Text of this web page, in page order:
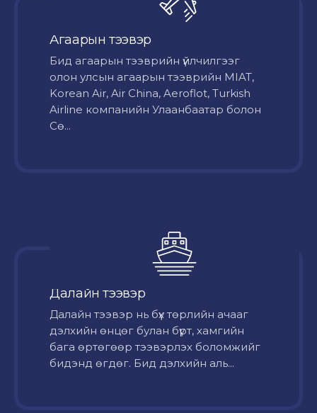
Агаарын тээвэр
Бид агаарын тээврийн үйлчилгээг
олон улсын агаарын тээврийн MIAT,
Korean Air, Air China, Aeroflot, Turkish
Airline компанийн Улаанбаатар болон
Сө...
Далайн тээвэр
Далайн тээвэр нь бүх төрлийн ачааг
дэлхийн өнцөг булан бүрт, хамгийн
бага өртөгөөр тээвэрлэх боломжийг
бидэнд өгдөг. Бид дэлхийн аль...